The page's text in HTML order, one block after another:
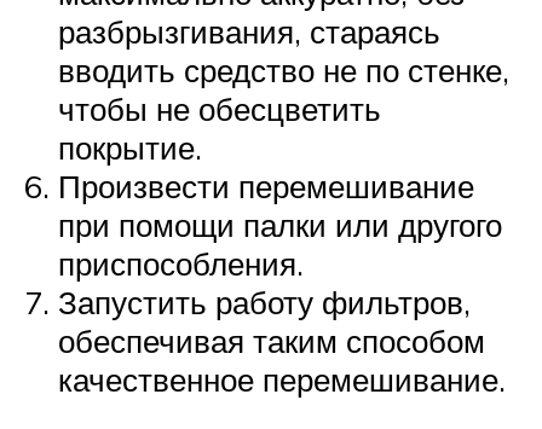
разбрызгивания, стараясь
вводить средство не по стенке,
чтобы не обесцветить
покрытие.
Произвести перемешивание
при помощи палки или другого
приспособления.
Запустить работу фильтров,
обеспечивая таким способом
качественное перемешивание.